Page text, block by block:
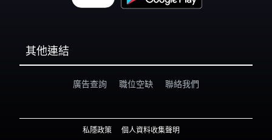
其他連結
廣告查詢 職位空缺 聯絡我們
私隱政策 個人資料收集聲明